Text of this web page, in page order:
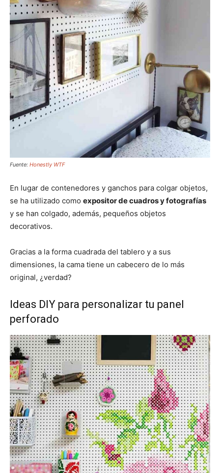
Fuente: Honestly WTF
En lugar de contenedores y ganchos para colgar objetos,
se ha utilizado como expositor de cuadros y fotografías
y se han colgado, además, pequeños objetos
decorativos.
Gracias a la forma cuadrada del tablero y a sus
dimensiones, la cama tiene un cabecero de lo más
original, ¿verdad?
Ideas DIY para personalizar tu panel
perforado